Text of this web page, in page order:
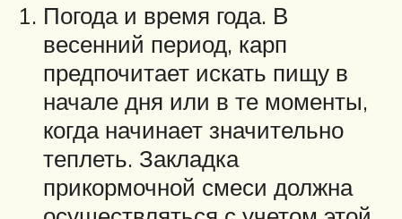
Погода и время года. В
весенний период, карп
предпочитает искать пищу в
начале дня или в те моменты,
когда начинает значительно
теплеть. Закладка
прикормочной смеси должна